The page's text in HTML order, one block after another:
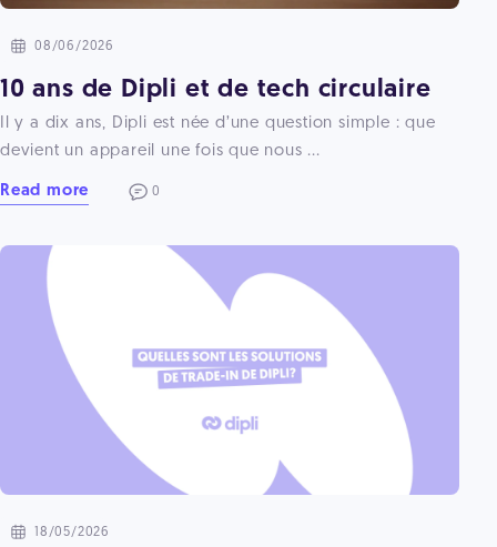
08/06/2026
10 ans de Dipli et de tech circulaire
Il y a dix ans, Dipli est née d’une question simple : que
devient un appareil une fois que nous ...
Read more 0
18/05/2026